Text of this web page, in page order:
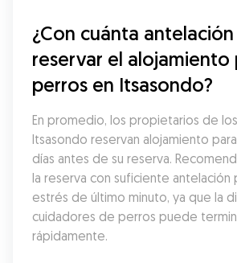
¿Con cuánta
reservar el alojamiento
perros en Itsasondo?
En promedio, los propietarios de
Itsasondo reservan alojamiento
días antes de su reserva.
la reserva con suficiente antelación
estrés de último minuto, ya que la
cuidadores de perros puede
rápidamente.